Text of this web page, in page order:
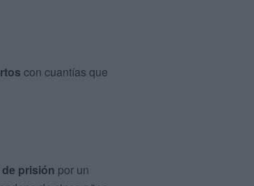
con cuantías que
prisión por un